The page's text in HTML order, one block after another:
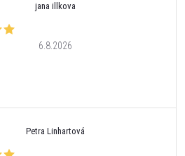
jana illkova
6.8.2026
Petra Linhartová